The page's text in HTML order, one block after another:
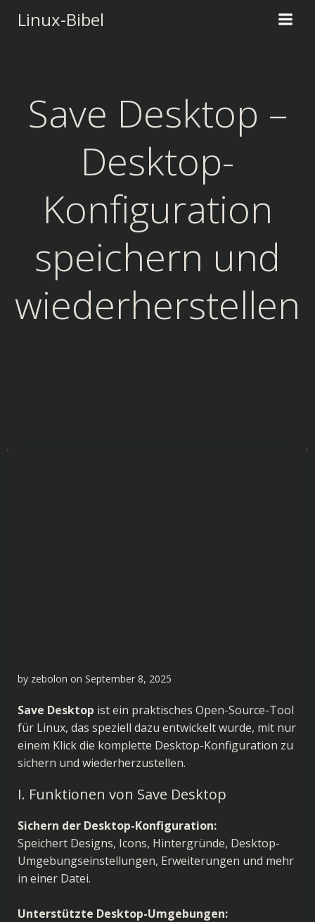
Linux-Bibel
Save Desktop –
Desktop-
Konfiguration
speichern und
wiederherstellen
by zebolon on September 8, 2025
Save Desktop ist ein praktisches Open-Source-Tool
für Linux, das speziell dazu entwickelt wurde, mit nur
einem Klick die komplette Desktop-Konfiguration zu
sichern und wiederherzustellen.
I. Funktionen von Save Desktop
Sichern der Desktop-Konfiguration:
Speichert Designs, Icons, Hintergründe, Desktop-
Umgebungseinstellungen, Erweiterungen und mehr
in einer Datei.
Unterstützte Desktop-Umgebungen: